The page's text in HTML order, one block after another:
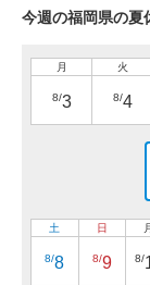
今週の福岡県の夏
月
8/3
火
8/4
土
8/8
日
8/9 8/